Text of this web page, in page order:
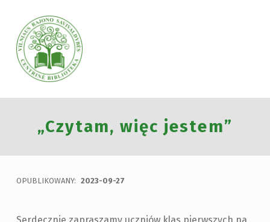
VILNIAUS RAJONO SAVIVALDYBĖS CENTRINĖ BIBLIOTEKA
VILNIAUS RAJONO SAVIVALDYBĖS CENTRINĖ BIBLIOTEKA KVIEČIA VISUS PRISIJUNGTI PRIE VISUOTINĖS PILIETINĖS INICIATYVOS „ATMINTIS GYVA, NES LIUDIJA“ IR UŽDEGTI ATMINIMO.
„Czytam, więc jestem”
OPUBLIKOWANY: 2023-09-27